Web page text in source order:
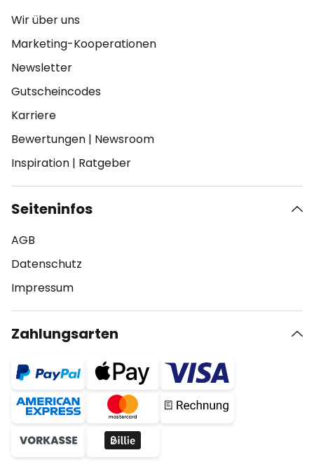
Wir über uns
Marketing-Kooperationen
Newsletter
Gutscheincodes
Karriere
Bewertungen | Newsroom
Inspiration | Ratgeber
Seiteninfos
AGB
Datenschutz
Impressum
Zahlungsarten